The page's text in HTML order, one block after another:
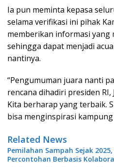
Ia pun meminta kepasa
selama verifikasi ini pihak
memberikan informasi yang
sehingga dapat menjadi
nantinya.
“Pengumuman juara nanti
rencana dihadiri presiden RI,
Kita berharap yang terbaik.
bisa menginspirasi kampung
Related News
Pemilahan Sampah Sejak
Percontohan Berbasis